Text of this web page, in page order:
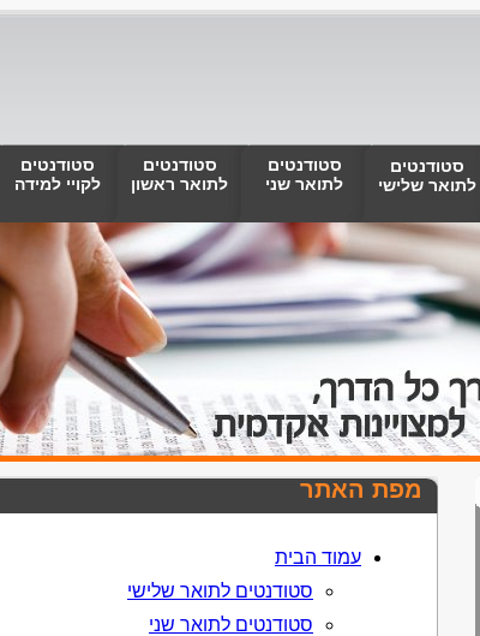
סטודנטים
לתואר שלישי
סטודנטים
לתואר שני
סטודנטים
לתואר ראשון
סטודנטים
לקויי למידה
מפת האתר
עמוד הבית
סטודנטים לתואר שלישי
סטודנטים לתואר שני